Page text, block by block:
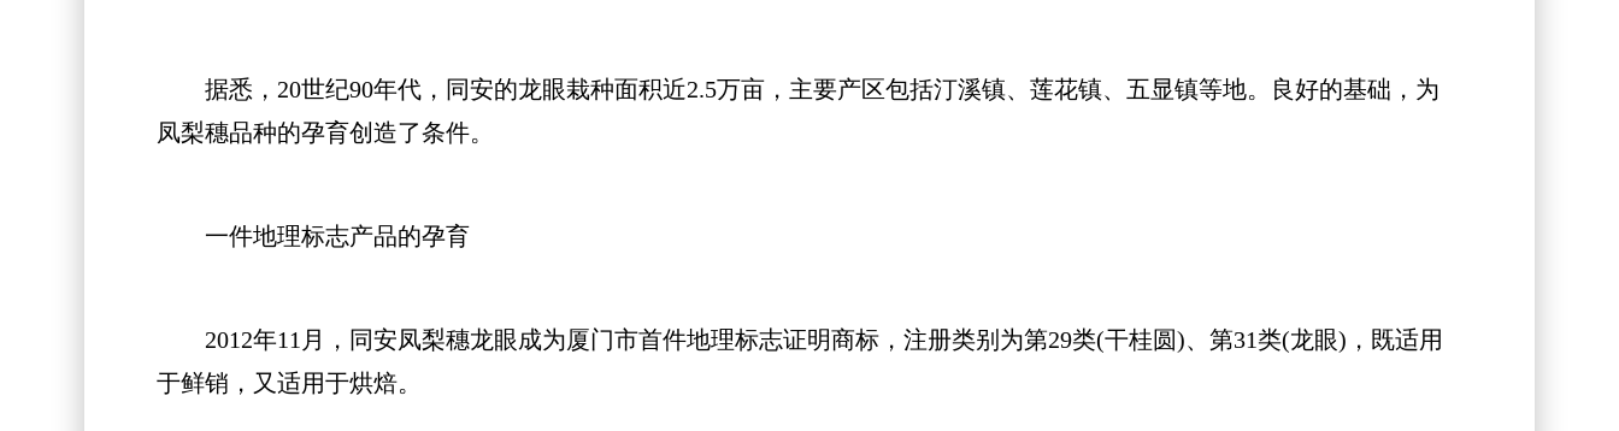
据悉，20世纪90年代，同安的龙眼栽种面积近2.5万亩，主要产区包括汀溪镇、莲花镇、五显镇等地。良好的基础，为
凤梨穗品种的孕育创造了条件。
一件地理标志产品的孕育
2012年11月，同安凤梨穗龙眼成为厦门市首件地理标志证明商标，注册类别为第29类(干桂圆)、第31类(龙眼)，既适用
于鲜销，又适用于烘焙。